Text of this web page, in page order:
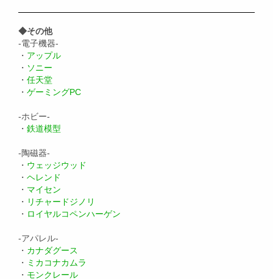
◆その他
-電子機器-
・ アップル
・ ソニー
・ 任天堂
・ ゲーミングPC
-ホビー-
・ 鉄道模型
-陶磁器-
・ ウェッジウッド
・ ヘレンド
・ マイセン
・ リチャードジノリ
・ ロイヤルコペンハーゲン
-アパレル-
・ カナダグース
・ ミカコナカムラ
・ モンクレール